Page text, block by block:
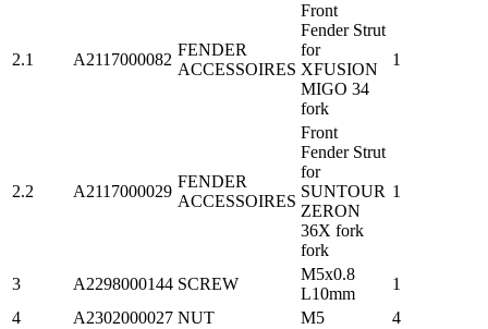
2.1 A2117000082
FENDER
ACCESSOIRES
Front
Fender Strut
for
XFUSION
MIGO 34
fork
1
2.2 A2117000029
FENDER
ACCESSOIRES
Front
Fender Strut
for
SUNTOUR
ZERON
36X fork
fork
1
3 A2298000144 SCREW
M5x0.8
L10mm
1
4
A2302000027 NUT M5
4